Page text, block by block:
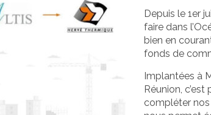
Depuis le 1er
faire dans
bien en
fonds de
Implantées à
Réunion,
compléter